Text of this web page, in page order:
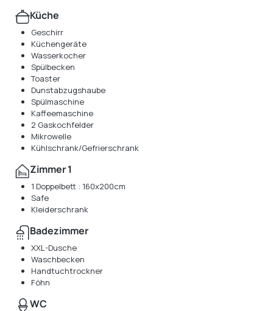
Küche
Geschirr
Küchengeräte
Wasserkocher
Spülbecken
Toaster
Dunstabzugshaube
Spülmaschine
Kaffeemaschine
2 Gaskochfelder
Mikrowelle
Kühlschrank/Gefrierschrank
Zimmer 1
1 Doppelbett : 160x200cm
Safe
Kleiderschrank
Badezimmer
XXL-Dusche
Waschbecken
Handtuchtrockner
Föhn
WC